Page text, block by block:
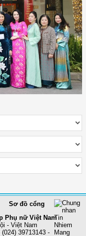
Sơ đồ cổng
Phụ nữ Việt Nam
- Việt Nam
(024) 39713143 -